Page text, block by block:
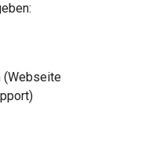
(Webseite